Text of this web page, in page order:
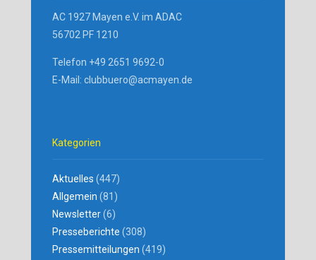
AC 1927 Mayen e.V. im ADAC
56702 PF 1210
Telefon +49 2651 9692-0
E-Mail: clubbuero@acmayen.de
Kategorien
Aktuelles (447)
Allgemein (81)
Newsletter(6)
Presseberichte (308)
Pressemitteilungen (419)